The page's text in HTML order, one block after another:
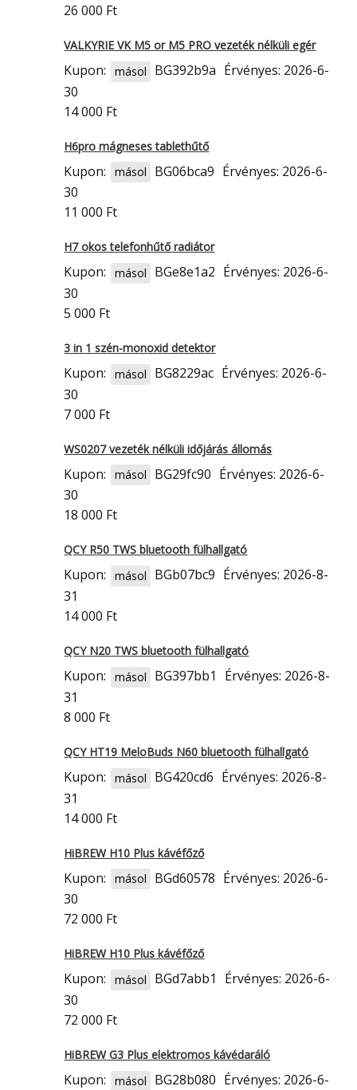
26 000 Ft
VALKYRIE VK M5 or M5 PRO vezeték nélküli egér
Kupon: másol BG392b9a Érvényes: 2026-6-
30
14 000 Ft
H6pro mágneses tablethűtő
Kupon: másol BG06bca9 Érvényes: 2026-6-
30
11 000 Ft
H7 okos telefonhűtő radiátor
Kupon: másol BGe8e1a2 Érvényes: 2026-6-
30
5 000 Ft
3 in 1 szén-monoxid detektor
Kupon: másol BG8229ac Érvényes: 2026-6-
30
7 000 Ft
WS0207 vezeték nélküli időjárás állomás
Kupon: másol BG29fc90 Érvényes: 2026-6-
30
18 000 Ft
QCY R50 TWS bluetooth fülhallgató
Kupon: másol BGb07bc9 Érvényes: 2026-8-
31
14 000 Ft
QCY N20 TWS bluetooth fülhallgató
Kupon: másol BG397bb1
Érvényes: 2026-8-
31
8 000 Ft
QCY HT19 MeloBuds N60 bluetooth fülhallgató
Kupon: másol BG420cd6 Érvényes: 2026-8-
31
14 000 Ft
HiBREW H10 Plus kávéfőző
Kupon: másol BGd60578 Érvényes: 2026-6-
30
72 000 Ft
HiBREW H10 Plus kávéfőző
Kupon: másol BGd7abb1
Érvényes: 2026-6-
30
72 000 Ft
HiBREW G3 Plus elektromos kávédaráló
Kupon: másol BG28b080 Érvényes: 2026-6-